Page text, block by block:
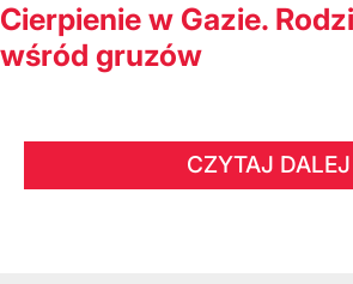
Cierpienie w Gazie.
wśród gruzów
CZYTAJ DALEJ